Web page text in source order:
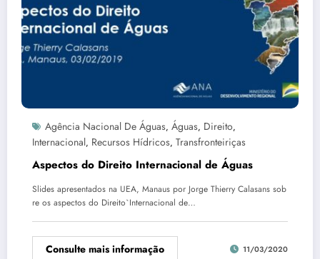
Agência Nacional De Águas, Águas, Direito,
Internacional, Recursos Hídricos, Transfronteiriças
Aspectos do Direito Internacional de Águas
Slides apresentados na UEA, Manaus por Jorge Thierry Calasans sob
re os aspectos do Direito`Internacional de…
Consulte mais informação 11/03/2020